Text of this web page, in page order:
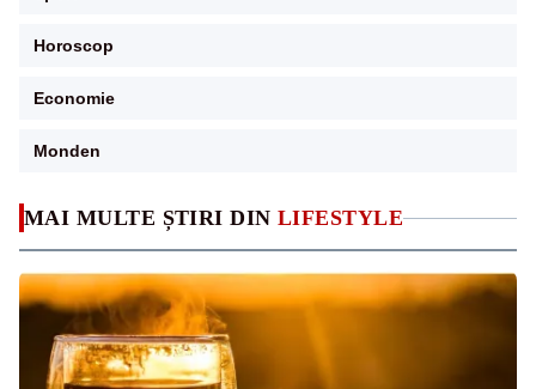
MAI MULTE ȘTIRI DIN LIFESTYLE
Horoscop
Economie
Monden